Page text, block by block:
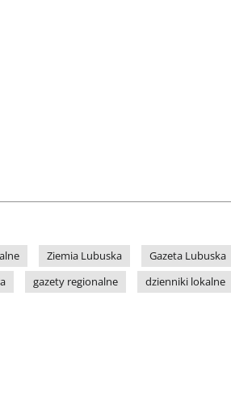
Ziemia Lubuska Gazeta Lubuska
gazety regionalne dzienniki lokalne